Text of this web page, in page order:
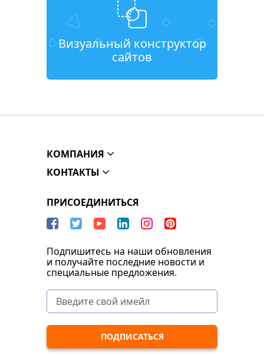
Визуальный конструктор
сайтов
КОМПАНИЯ
КОНТАКТЫ
ПРИСОЕДИНИТЬСЯ
Подпишитесь на наши обновления
и получайте последние новости и
специальные предложения.